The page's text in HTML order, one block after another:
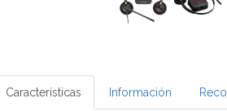
Características Información